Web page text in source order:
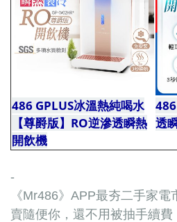
486 GPLUS冰溫熱純喝水
【尊爵版】RO逆滲透瞬熱
開飲機
透
-
《Mr486》APP最夯二手家
賣隨便你，還不用被抽手續